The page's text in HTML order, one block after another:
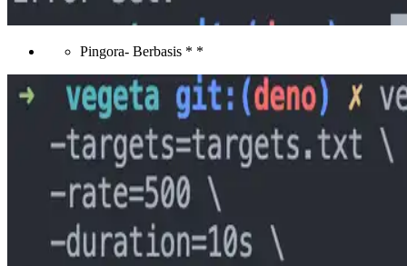
Pingora- Berbasis * *